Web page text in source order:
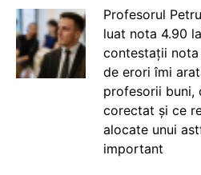
Profesorul
luat nota 4.90
contestații
de erori îmi
profesorii buni,
corectat și ce
alocate unui
important